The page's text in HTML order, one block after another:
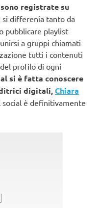
registrate su
si differenia tanto da
pubblicare playlist
a gruppi chiamati
tutti i contenuti
profilo di ogni
si è fatta conoscere
digitali,Chiara
social è definitivamente